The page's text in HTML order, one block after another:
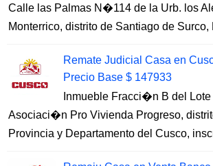
Calle las Palmas N�114 de la Urb. los
Monterrico, distrito de Santiago de Surco,
Remate Judicial Casa en
Precio Base $ 147933
Inmueble Fracci�n B del Lote
Asociaci�n Pro Vivienda Progreso,
Provincia y Departamento del Cusco,